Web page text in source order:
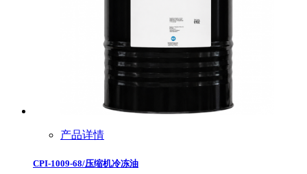
产品详情
CPI-1009-68/压缩机冷冻油